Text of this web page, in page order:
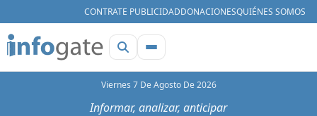
CONTRATE PUBLICIDADDONACIONESQUIÉNES SOMOS
Viernes 7 De Agosto De 2026
Informar, analizar, anticipar